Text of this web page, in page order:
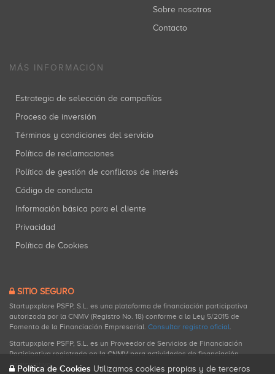
Sobre nosotros
Contacto
MÁS INFORMACIÓN
Estrategia de selección de compañías
Proceso de inversión
Términos y condiciones del servicio
Política de reclamaciones
Política de gestión de conflictos de interés
Código de conducta
Información básica para el cliente
Privacidad
Política de Cookies
SITIO SEGURO
Startupxplore PSFP, S.L. es una plataforma de financiación participativa
autorizada por la CNMV (Registro No. 18) conforme a la Ley 5/2015 de
Fomento de la Financiación Empresarial. Consultar registro oficial.
Startupxplore PSFP, S.L. es un Proveedor de Servicios de Financiación
Participativa registrado en la CNMV para actividades de financiación
participativa.
Política de Cookies Utilizamos cookies propias y de terceros